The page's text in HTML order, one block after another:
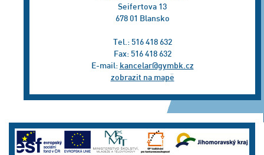
Seifertova 13
678 01 Blansko
Tel.: 516 418 632
Fax: 516 418 632
E-mail: kancelar@gymbk.cz
zobrazit na mapě